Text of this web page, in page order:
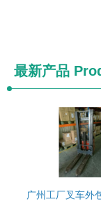
最新产品
广州工厂叉车外